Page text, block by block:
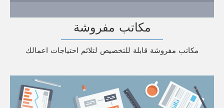
مكاتب مفروشة
مكاتب مفروشة قابلة للتخصيص لتلائم احتياجات اعمالك